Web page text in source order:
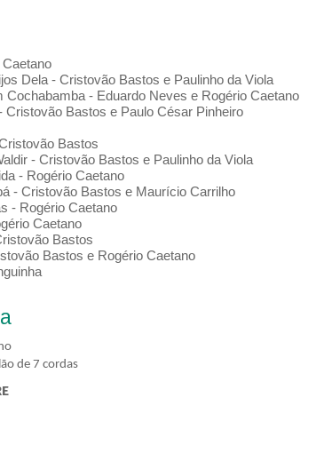
Dela - Cristovão Bastos e Paulinho da Viola
Cochabamba - Eduardo Neves e Rogério Caetano
Cristovão Bastos e Paulo César Pinheiro
Bastos
- Cristovão Bastos e Paulinho da Viola
- Rogério Caetano
- Cristovão Bastos e Maurício Carrilho
- Rogério Caetano
Caetano
Bastos
Bastos e Rogério Caetano
de 7 cordas